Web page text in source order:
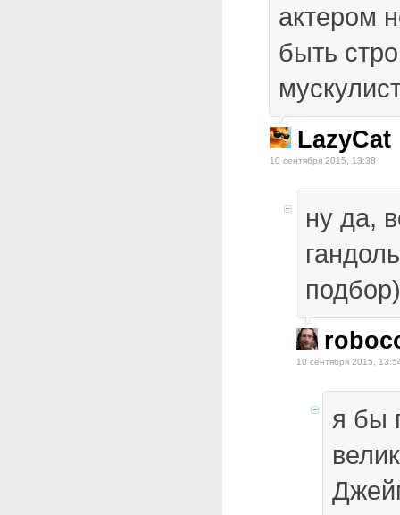
актером
быть
LazyCat
10 сентября 2015, 13:38
ну да,
10 сентября 2015,
я бы